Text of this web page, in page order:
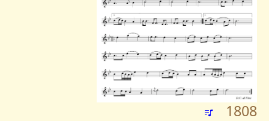
1808